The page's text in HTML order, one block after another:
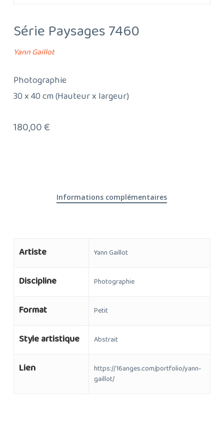
Série Paysages 7460
Yann Gaillot
Photographie
30 x 40 cm (Hauteur x largeur)
180,00€
Informations complémentaires
Artiste Yann Gaillot
Discipline Photographie
Format Petit
Style artistique Abstrait
Lien
https://16anges.com/portfolio/yann-
gaillot/